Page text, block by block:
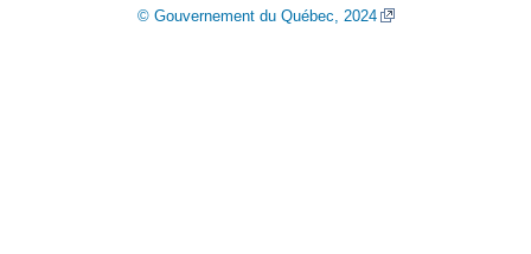
© Gouvernement du Québec, 2024